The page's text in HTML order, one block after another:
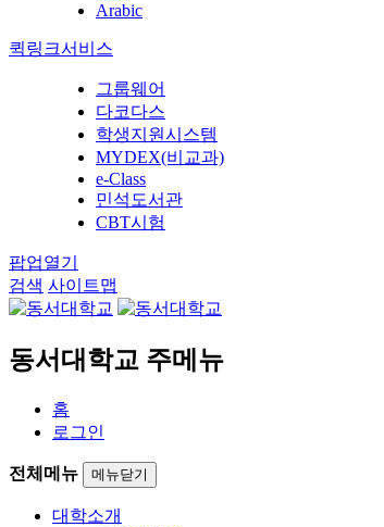
Arabic
퀵링크서비스
그룹웨어
다코다스
학생지원시스템
MYDEX(비교과)
e-Class
민석도서관
CBT시험
팝업열기
검색 사이트맵
동서대학교 주메뉴
홈
로그인
전체메뉴 메뉴닫기
대학소개